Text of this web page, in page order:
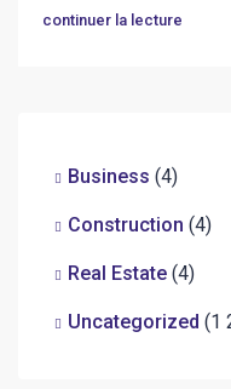
continuer la lecture
Business (4)
Construction (4)
Real Estate (4)
Uncategorized (1